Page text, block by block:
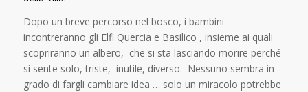
Dopo un breve percorso nel bosco, i bambini
incontreranno gli Elfi Quercia e Basilico , insieme ai quali
scopriranno un albero, che si sta lasciando morire perché
si sente solo, triste, inutile, diverso. Nessuno sembra in
grado di fargli cambiare idea … solo un miracolo potrebbe